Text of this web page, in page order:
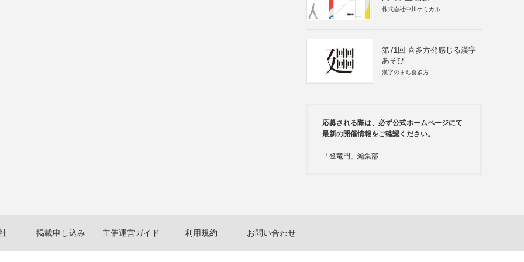
株式会社中川ケミカル
第71回 喜多方発感じる漢字
あそび
漢字のまち喜多方
応募される際は、必ず公式ホームページにて
最新の開催情報をご確認ください。
「登竜門」編集部
掲載申し込み 主催運営ガイド 利用規約 お問い合わせ